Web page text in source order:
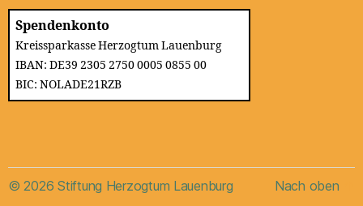
Spendenkonto
Kreissparkasse Herzogtum Lauenburg
IBAN: DE39 2305 2750 0005 0855 00
BIC: NOLADE21RZB
© 2026Stiftung Herzogtum Lauenburg Nach oben